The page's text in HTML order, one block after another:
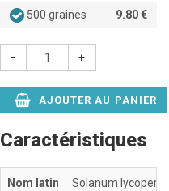
500 graines 9.80 €
- +
AJOUTER AU PANIER
Caractéristiques
Nom latin Solanum